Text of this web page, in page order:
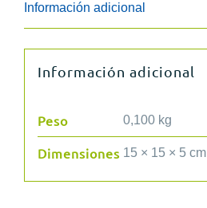
cantidad
Información adicional
Información adicional
Peso 0,100 kg
Dimensiones 15 × 15 × 5 cm